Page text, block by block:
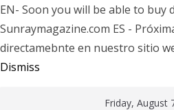
EN- Soon you will be able to
Sunraymagazine.com ES -
directamebnte en nuestro sitio
Dismiss
Friday, August